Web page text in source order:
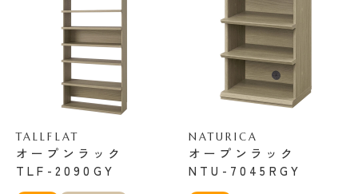
TALLFLAT
オープンラック
TLF-2090GY
NATURICA
オープンラック
NTU-7045RGY